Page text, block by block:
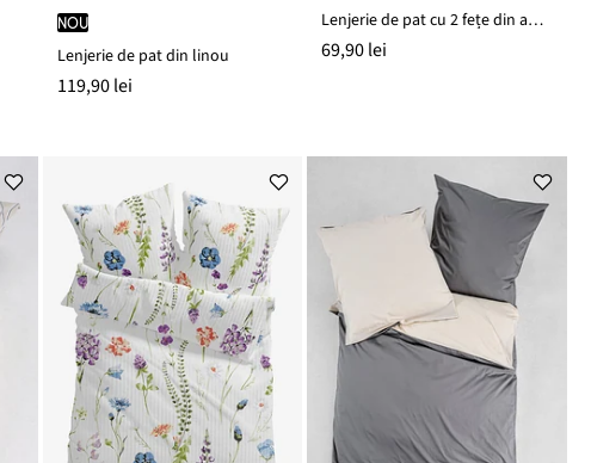
nou
Lenjerie de pat din linou
119,90 lei
Lenjerie de pat cu 2 fețe din amestec cu bumbac
69,90 lei